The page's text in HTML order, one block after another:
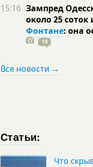
15:16 Зампред
около 25 соток
Фонтане: она
10
Все новости →
Статьи:
Что